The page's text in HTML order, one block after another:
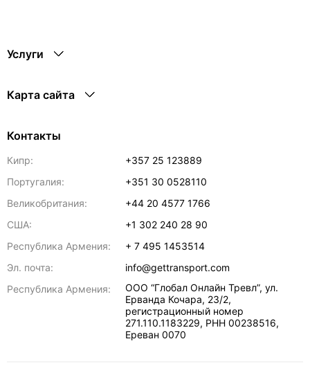
Услуги
Карта сайта
Контакты
Кипр:
+357 25 123889
Португалия:
+351 30 0528110
Великобритания:
+44 20 4577 1766
США:
+1 302 240 28 90
Республика Армения:
+ 7 495 1453514
Эл. почта:
info@gettransport.com
Республика Армения:
ООО “Глобал Онлайн Тревл”, ул.
Ерванда Кочара, 23/2,
регистрационный номер
271.110.1183229, РНН 00238516,
Ереван 0070